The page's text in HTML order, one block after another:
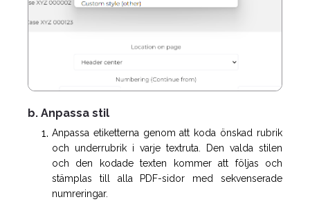
b. Anpassa stil
Anpassa etiketterna genom att koda önskad rubrik
och underrubrik i varje textruta. Den valda stilen
och den kodade texten kommer att följas och
stämplas till alla PDF-sidor med sekvenserade
numreringar.